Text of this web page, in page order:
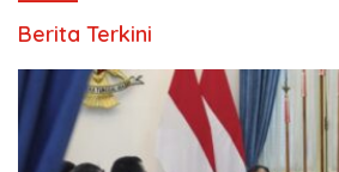
Berita Terkini